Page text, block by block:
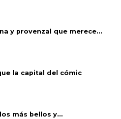
y provenzal que merece...
la capital del cómic
más bellos y...